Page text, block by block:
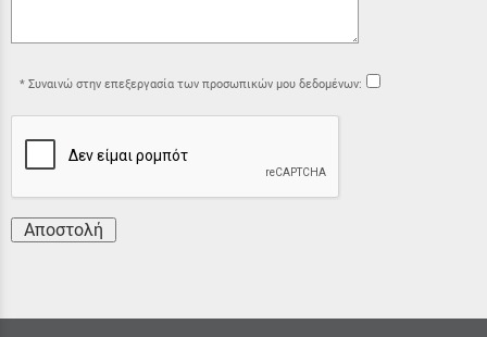
Συναινώ στην επεξεργασία των προσωπικών μου δεδομένων:
Αποστολή